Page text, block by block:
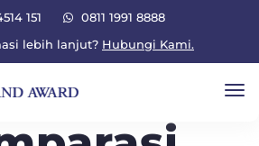
151
0811 1991 8888
lebih lanjut? Hubungi Kami.